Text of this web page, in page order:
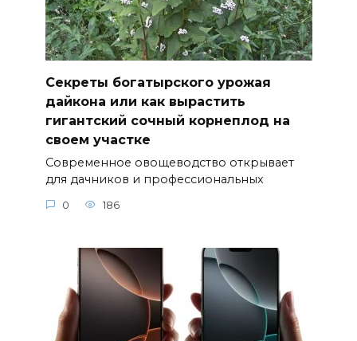
Секреты богатырского урожая
дайкона или как вырастить
гигантский сочный корнеплод на
своем участке
Современное овощеводство открывает
для дачников и профессиональных
0 186